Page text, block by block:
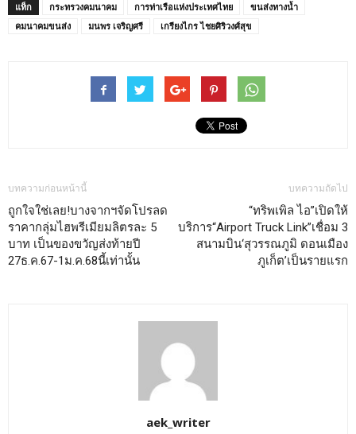
แท็ก กระทรวงคมนาคม การท่าเรือแห่งประเทศไทย
ขนส่งทางน้ำ
คมนาคมขนส่ง
มนพร เจริญศรี เกรียงไกร ไชยศิริวงศ์สุข
บทความก่อนหน้านี้
ถูกใจใช่เลย!บางจากฯจัดโปรลด
ราคากลุ่มไฮพรีเมียมลิตรละ 5
บาท เป็นของขวัญส่งท้ายปี
27ธ.ค.67-1ม.ค.68นี้เท่านั้น
บทความถัดไป
“ทริพเพิล ไอ”เปิดให้
บริการ“Airport Truck Link”เชื่อม 3
สนามบิน‘สุวรรณภูมิ ดอนเมือง
ภูเก็ต’เป็นรายแรก
aek_writer